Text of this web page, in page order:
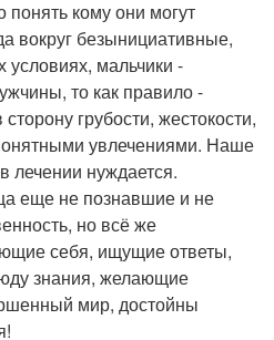
кому они могут
вокруг безынициативные,
мальчики -
то как правило -
грубости, жестокости,
увлечениями. Наше
лечении нуждается.
еще не познавшие и не
но всё же
себя, ищущие ответы,
знания, желающие
мир, достойны